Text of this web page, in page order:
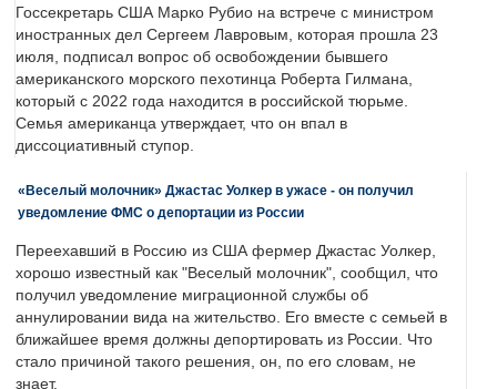
Госсекретарь США Марко Рубио на встрече с министром
иностранных дел Сергеем Лавровым, которая прошла 23
июля, подписал вопрос об освобождении бывшего
американского морского пехотинца Роберта Гилмана,
который с 2022 года находится в российской тюрьме.
Семья американца утверждает, что он впал в
диссоциативный ступор.
«Веселый молочник» Джастас Уолкер в ужасе - он получил
уведомление ФМС о депортации из России
Переехавший в Россию из США фермер Джастас Уолкер,
хорошо известный как "Веселый молочник", сообщил, что
получил уведомление миграционной службы об
аннулировании вида на жительство. Его вместе с семьей в
ближайшее время должны депортировать из России. Что
стало причиной такого решения, он, по его словам, не
знает.